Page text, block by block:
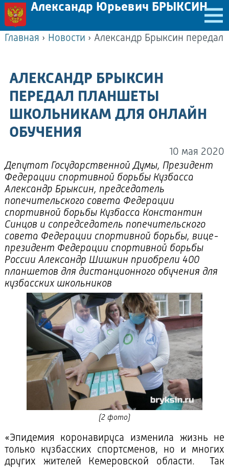
Александр Юрьевич БРЫКСИН
Главная › Новости ›
АЛЕКСАНДР БРЫКСИН
ПЕРЕДАЛ ПЛАНШЕТЫ
ШКОЛЬНИКАМ ДЛЯ ОНЛАЙН
ОБУЧЕНИЯ
10 мая 2020
Депутат Государственной Думы, Президент
Федерации спортивной борьбы Кузбасса
Александр Брыксин, председатель
попечительского совета Федерации
спортивной борьбы Кузбасса Константин
Синцов и сопредседатель попечительского
совета Федерации спортивной борьбы, вице-
президент Федерации спортивной борьбы
России Александр Шишкин приобрели 400
планшетов для дистанционного обучения для
кузбасских школьников
(2 фото)
«Эпидемия коронавируса изменила жизнь не
только кузбасских спортсменов, но и многих
других жителей Кемеровской области. Так